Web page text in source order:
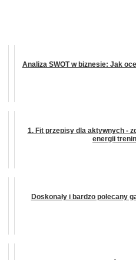
Analiza SWOT w biznesie: Jak
1. Fit przepisy dla aktywnych -
energii
Doskonały i bardzo polecany